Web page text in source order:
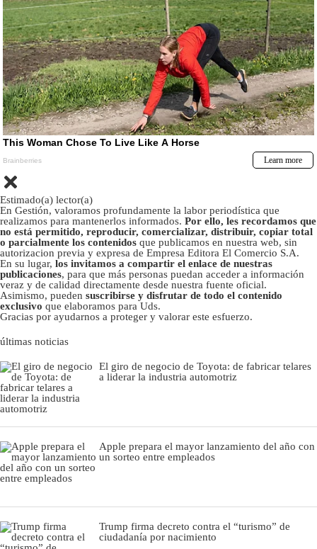
Estimado(a) lector(a)
En Gestión, valoramos profundamente la labor periodística que
realizamos para mantenerlos informados. Por ello, les recordamos que
no está permitido, reproducir, comercializar, distribuir, copiar total
o parcialmente los contenidos que publicamos en nuestra web, sin
autorizacion previa y expresa de Empresa Editora El Comercio S.A.
En su lugar, los invitamos a compartir el enlace de nuestras
publicaciones, para que más personas puedan acceder a información
veraz y de calidad directamente desde nuestra fuente oficial.
Asimismo, pueden suscribirse y disfrutar de todo el contenido
exclusivo que elaboramos para Uds.
Gracias por ayudarnos a proteger y valorar este esfuerzo.
últimas noticias
El giro de negocio de Toyota: de fabricar telares
a liderar la industria automotriz
Apple prepara el mayor lanzamiento del año con
un sorteo entre empleados
Trump firma decreto contra el “turismo” de
ciudadanía por nacimiento